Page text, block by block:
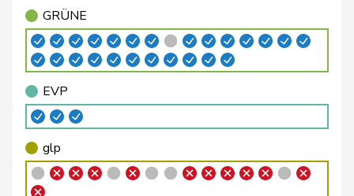
Glättli
Balthasar GRÜNE G
ZH
Hurni
Baptiste SP S
NE
Gysi
Barbara SP S
SG
Steinemann
Barbara SVP V
GRÜNE
EVP
glp